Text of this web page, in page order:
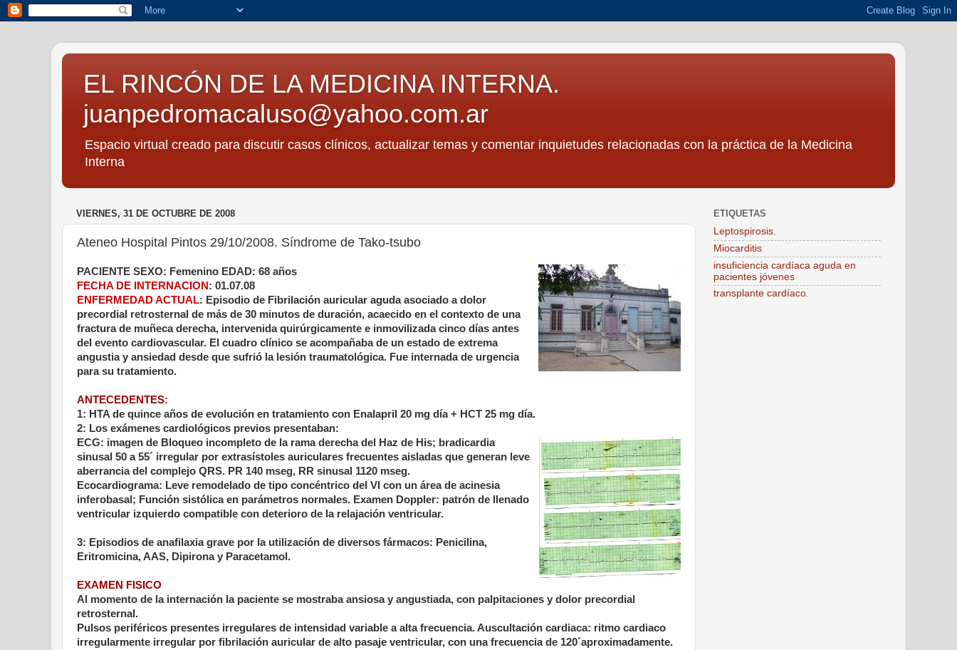
EL RINCÓN DE LA MEDICINA INTERNA.
juanpedromacaluso@yahoo.com.ar
Espacio virtual creado para discutir casos clínicos, actualizar temas y comentar inquietudes relacionadas con la práctica de la Medicina
Interna
VIERNES, 31 DE OCTUBRE DE 2008
Ateneo Hospital Pintos 29/10/2008. Síndrome de Tako-tsubo
PACIENTE SEXO: Femenino EDAD: 68 años
FECHA DE INTERNACION : 01.07.08
ENFERMEDAD ACTUAL: Episodio de Fibrilación auricular aguda asociado a dolor
precordial retrosternal de más de 30 minutos de duración, acaecido en el contexto de una
fractura de muñeca derecha, intervenida quirúrgicamente e inmovilizada cinco días antes
del evento cardiovascular. El cuadro clínico se acompañaba de un estado de extrema
angustia y ansiedad desde que sufrió la lesión traumatológica. Fue internada de urgencia
para su tratamiento.
ANTECEDENTES:
1: HTA de quince años de evolución en tratamiento con Enalapril 20 mg día + HCT 25 mg día.
2: Los exámenes cardiológicos previos presentaban:
ECG: imagen de Bloqueo incompleto de la rama derecha del
Haz de His; bradicardia
sinusal 50 a 55´ irregular por extrasístoles auriculares frecuentes aisladas que generan leve
aberrancia del complejo QRS. PR 140 mseg, RR sinusal 1120 mseg.
Ecocardiograma: Leve remodelado de tipo concéntrico del VI con un área de acinesia
inferobasal; Función sistólica en parámetros normales. Examen Doppler: patrón de llenado
ventricular izquierdo compatible con deterioro de la relajación ventricular.
3: Episodios de anafilaxia grave por la utilización de diversos fármacos: Penicilina,
Eritromicina, AAS, Dipirona y Paracetamol.
EXAMEN FISICO
Al momento de la internación la paciente se mostraba ansiosa y angustiada, con palpitaciones y dolor precordial
retrosternal.
Pulsos periféricos presentes irregulares de intensidad variable a alta frecuencia. Auscultación cardiaca: ritmo cardiaco
irregularmente irregular por fibrilación auricular de alto pasaje ventricular, con una frecuencia de 120´aproximadamente.
ETIQUETAS
Leptospirosis.
Miocarditis
insuficiencia cardíaca aguda en
pacientes jóvenes
transplante cardíaco.